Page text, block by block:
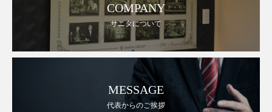
COMPANY
サニタについて
MESSAGE
代表からのご挨拶